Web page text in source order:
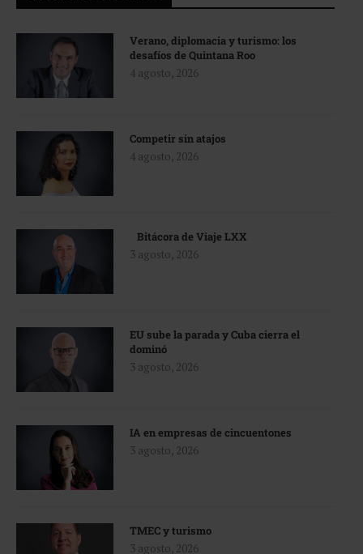
Verano, diplomacia y turismo: los
desafíos de Quintana Roo
4 agosto, 2026
Competir sin atajos
4 agosto, 2026
Bitácora de Viaje LXX
3 agosto, 2026
EU sube la parada y Cuba cierra el
dominó
3 agosto, 2026
IA en empresas de cincuentones
3 agosto, 2026
TMEC y turismo
3 agosto, 2026